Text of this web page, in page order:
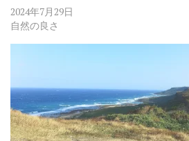
2024年7月29日
自然の良さ